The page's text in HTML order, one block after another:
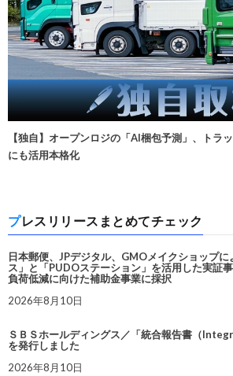
【独自】オープンロジの「AI梱包予測」、トラ
にも活用本格化
プレスリリースまとめてチェック
日本郵便、JPデジタル、GMOメイクショップ
ス」と「PUDOステーション」を活用した実証
負荷低減に向けた補助金事業に採択
2026年8月10日
ＳＢＳホールディングス／「統合報告書（
を発行しました
2026年8月10日